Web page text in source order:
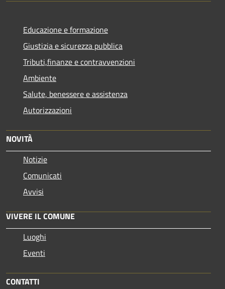
Educazione e formazione
Giustizia e sicurezza pubblica
Tributi,finanze e contravvenzioni
Ambiente
Salute, benessere e assistenza
Autorizzazioni
NOVITÀ
Notizie
Comunicati
Avvisi
VIVERE IL COMUNE
Luoghi
Eventi
CONTATTI